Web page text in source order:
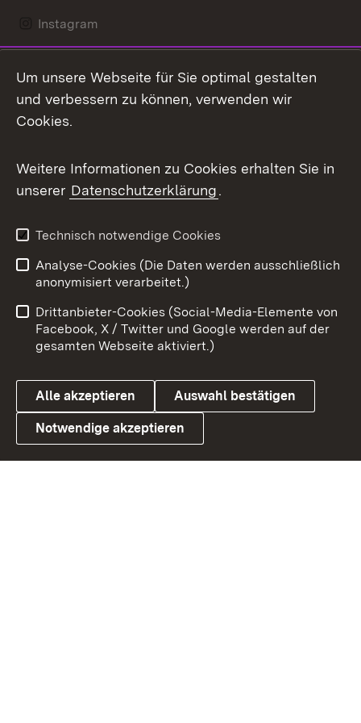
Instagram
Mastodon
Messenger
Social Wall
X / Twitter
Youtube
Link zum Landesportal
Benutzungshinweise
Barrierefreiheit
Datenschutz
Cookies
Um unsere Webseite für Sie optimal gestalten
und verbessern zu können, verwenden wir
Cookies.
Weitere Informationen zu Cookies erhalten Sie in
unserer Datenschutzerklärung.
Technisch notwendige Cookies
Analyse-Cookies (Die Daten werden ausschließlich
anonymisiert verarbeitet.)
Drittanbieter-Cookies (Social-Media-Elemente von
Facebook, X / Twitter und Google werden auf der
gesamten Webseite aktiviert.)
Alle akzeptieren Auswahl bestätigen
Notwendige akzeptieren